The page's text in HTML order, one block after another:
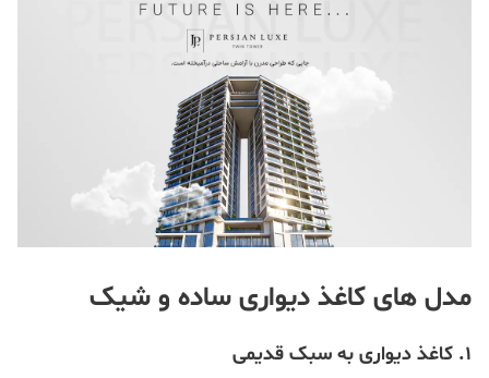
مدل های کاغذ دیواری ساده و شیک
۱. کاغذ دیواری به سبک قدیمی